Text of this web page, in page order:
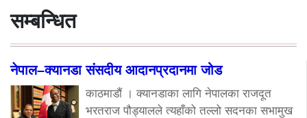
सम्बन्धित
नेपाल–क्यानडा संसदीय आदानप्रदानमा जोड
काठमाडौं । क्यानडाका लागि नेपालका राजदूत
भरतराज पौड्यालले त्यहाँको तल्लो सदनका सभामुख